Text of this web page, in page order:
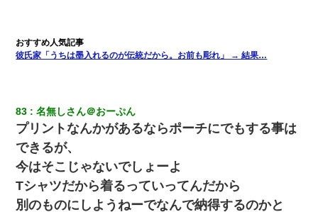
彼氏家「うちは墨入れるのが伝統だから。お前も彫れ」 → 結果…
83 名無しさん＠おーぷん
プリントなんかがあるならポーチにでもする事は
できるが、
今はそこじゃないでしょーよ
Tシャツだから着るっていってんだから
別のものにしようねーでなんで納得するのかと